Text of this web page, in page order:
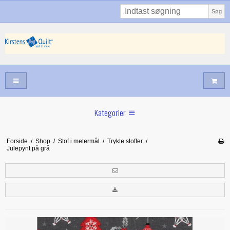
Søg
Kategorier
Juni nyt
Forside / Shop / Stof i metermål / Trykte stoffer /
Julepynt på grå